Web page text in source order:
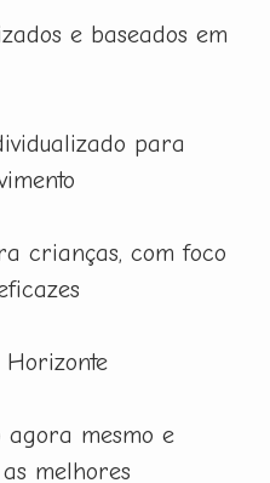
e baseados em
para
crianças, com foco
agora mesmo e
melhores